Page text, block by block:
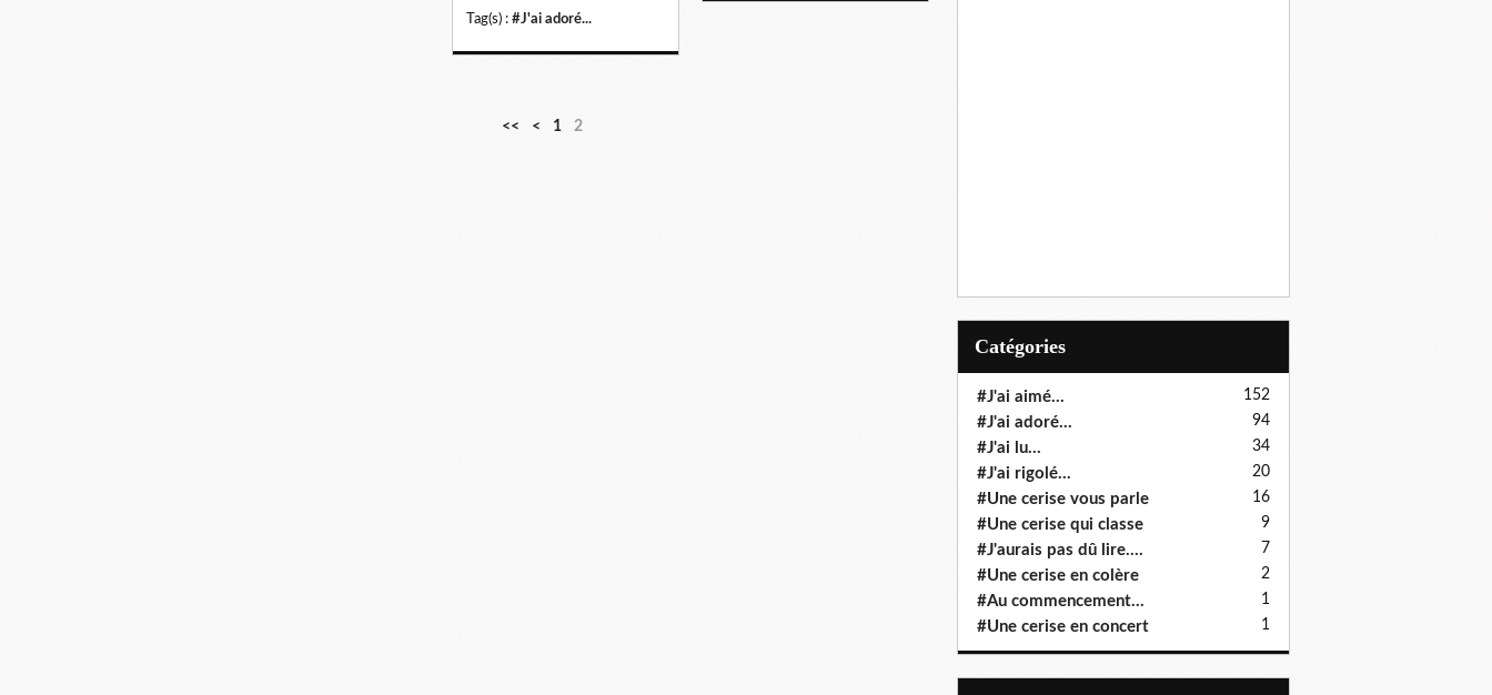
Tag(s) : #J'ai adoré...
<< < 1 2
Catégories
#J'ai aimé... 152
#J'ai adoré... 94
#J'ai lu... 34
#J'ai rigolé... 20
#Une cerise vous parle 16
#Une cerise qui classe 9
#J'aurais pas dû lire.... 7
#Une cerise en colère 2
#Au commencement... 1
#Une cerise en concert 1